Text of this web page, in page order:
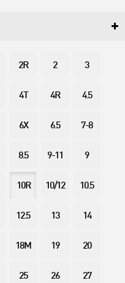
2R 2 3
4T 4R 4.5
6X 6.5 7-8
8.5 9-11 9
10R 10/12 10.5
12.5 13 14
18M 19 20
25 26 27